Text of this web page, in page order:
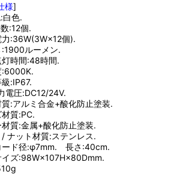
様]
白色.
:12個.
力:36W(3W×12個).
:1900ルーメン.
灯時間:48時間.
:6000K.
:IP67.
電圧:DC12/24V.
:アルミ合金+酸化防止塗装.
材質:PC.
材質:金属+酸化防止塗装.
/ ナット材質:ステンレス.
ード径:φ7mm. 長さ:40cm.
イズ:98W×107H×80Dmm.